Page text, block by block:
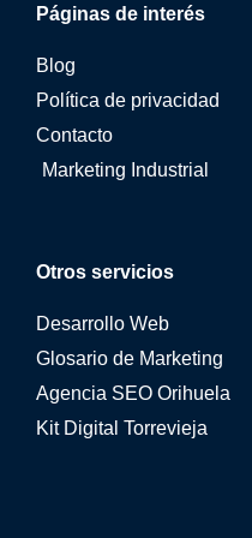
Otros servicios
Desarrollo Web
Glosario de Marketing
Agencia SEO Orihuela
Kit Digital Torrevieja
Páginas de interés
Blog
Política de privacidad
Contacto
Marketing Industrial